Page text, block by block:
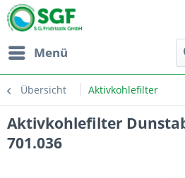
Menü
Übersicht Aktivkohlefilter
Aktivkohlefilter
701.036